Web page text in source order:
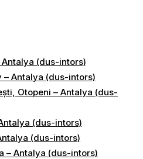
(dus-intors)
– Antalya (dus-intors)
Otopeni – Antalya (dus-
(dus-intors)
(dus-intors)
– Antalya (dus-intors)